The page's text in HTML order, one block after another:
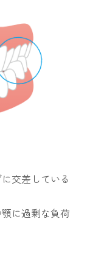
交差している
に過剰な負荷